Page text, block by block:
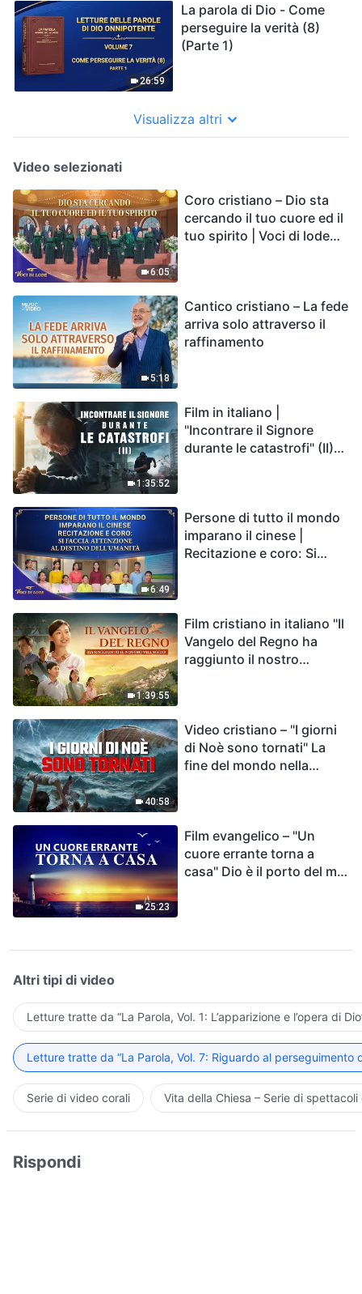
26:59
La parola di Dio - Come
perseguire la verità (8)
(Parte 1)
Visualizza altri
Video selezionati
6:05
Coro cristiano – Dio sta
cercando il tuo cuore ed il
tuo spirito | Voci di lode
5:18
Cantico cristiano – La fede
arriva solo attraverso il
raffinamento
1:35:52
Film in italiano |
"Incontrare il Signore
durante le catastrofi" (II)
Regno di Dio?
6:49
Persone di tutto il mondo
imparano il cinese |
Recitazione e coro: Si
1:39:55
Film cristiano in italiano "Il
Vangelo del Regno ha
raggiunto il nostro
40:58
Video cristiano – "I giorni
di Noè sono tornati" La
fine del mondo nella
25:23
Film evangelico – "Un
cuore errante torna a
casa" Dio è il porto del mio
Altri tipi di video
Letture tratte da “La Parola, Vol. 1: L’apparizione e l’opera di
Letture tratte da “La Parola, Vol. 7: Riguardo al perseguimento
Serie di video corali Vita della Chiesa – Serie di
Rispondi